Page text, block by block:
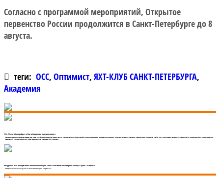
Согласно с программой мероприятий, Открытое
первенство России продолжится в Санкт-Петербурге до 8
августа.
теги: ОСС, Оптимист, ЯХТ-КЛУБ САНКТ-ПЕТЕРБУРГА,
Академия
11 и 12 сентября пройдет отбор в Академию парусного спорта
Академия парусного спорта вновь открывает свои двери для будущих покорителей морских волн и пьедесталов почета. Комплексный подход в организации тренировочного процесса и спортивное оснащение Академии позволяет юным спортсменам пройти путь от начинающих яхтсменов до победителей и призеров российских и международных
соревнований, и Олимпийских игр. Проект реализуется при поддержке ПАО «Газпром».
Ян Куртыш стал победителем абсолютного общего зачета «Оптимистов Северной столицы. Кубок Газпрома»
Четвертый этап получился одним из самых захватывающих и напряженных.